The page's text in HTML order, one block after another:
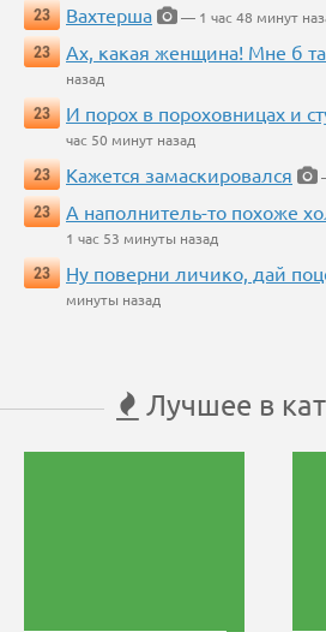
23
Вахтерша
— 1 час 48 минут
23
Ах, какая женщина! Мне б
назад
23
И порох в пороховницах и
час 50 минут назад
23
Кажется замаскировался
23
А наполнитель-то похоже
1 час 53 минуты назад
23
Ну поверни личико, дай
минуты назад
Лучшее в